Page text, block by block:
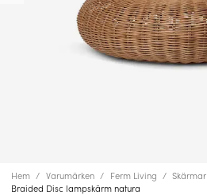
Hem Varumärken Ferm Living
Skärmar
Braided Disc lampskärm natura